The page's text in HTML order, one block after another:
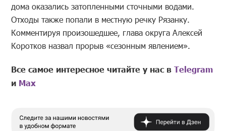
дома оказались затопленными сточными водами.
Отходы также попали в местную речку Рязанку.
Комментируя произошедшее, глава округа Алексей
Коротков назвал прорыв «сезонным явлением».
Все самое интересное читайте у нас вTelegram
и Mах